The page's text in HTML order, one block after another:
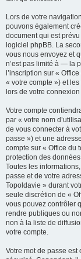
Lors de votre
pouvons également
document qui est
logiciel phpBB. La
vous nous envoyez et
n’est pas limité à — la
l’inscription sur «
« votre compte ») et
lors de votre
Votre compte
par « votre nom
de vous connecter à
passe ») et une
compte sur « Office du
protection des
Toutes les
passe et de votre
Topoldavie » durant
seule discrétion de «
vous pouvez contrôler
rendre publiques ou
non à la liste de
votre compte.
Votre mot de passe est